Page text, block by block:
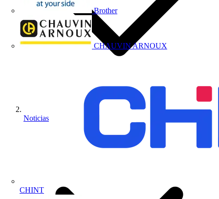
Brother
CHAUVIN ARNOUX
CHINT
Noticias